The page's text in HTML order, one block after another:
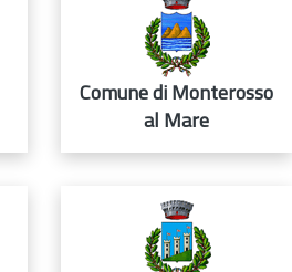
Comune di Monterosso
al Mare